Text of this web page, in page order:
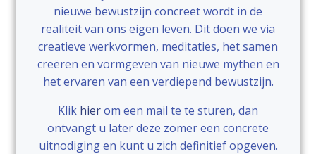
nieuwe bewustzijn concreet wordt in de
realiteit van ons eigen leven. Dit doen we via
creatieve werkvormen, meditaties, het samen
creëren en vormgeven van nieuwe mythen en
het ervaren van een verdiepend bewustzijn.
Klik hierom een mail te te sturen, dan
ontvangt u later deze zomer een concrete
uitnodiging en kunt u zich definitief opgeven.